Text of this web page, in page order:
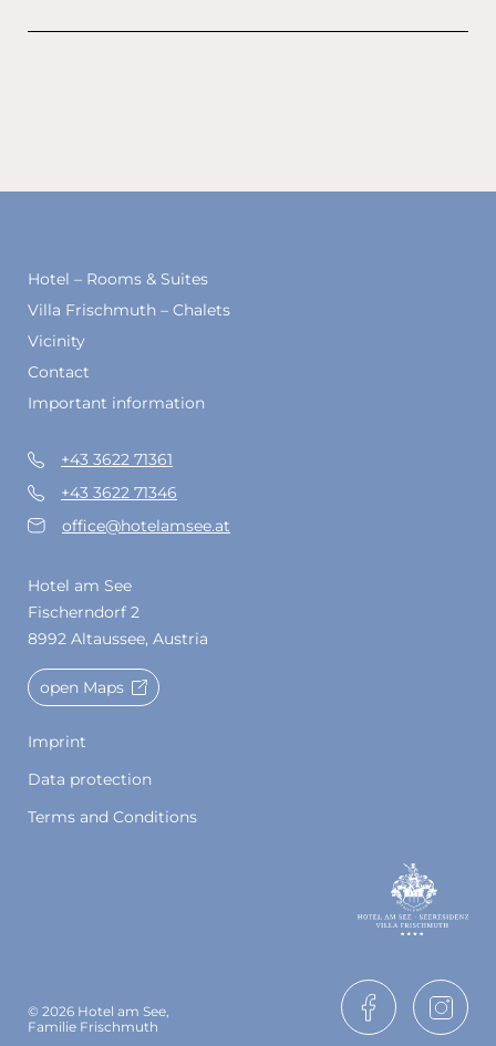
Hotel – Rooms & Suites
Villa Frischmuth – Chalets
Vicinity
Contact
Important information
+43 3622 71361
+43 3622 71346
office@hotelamsee.at
Hotel am See
Fischerndorf 2
8992 Altaussee, Austria
open Maps
Imprint
Data protection
Terms and Conditions
© 2026 Hotel am See,
Familie Frischmuth